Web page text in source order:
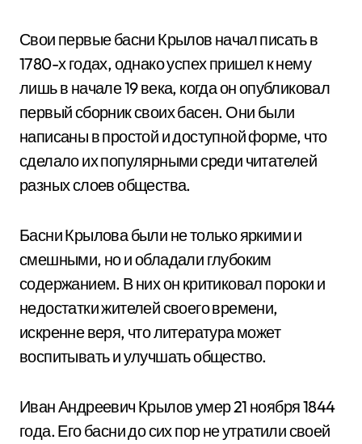
Свои первые басни Крылов начал писать в
1780-х годах, однако успех пришел к нему
лишь в начале 19 века, когда он опубликовал
первый сборник своих басен. Они были
написаны в простой и доступной форме, что
сделало их популярными среди читателей
разных слоев общества.
Басни Крылова были не только яркими и
смешными, но и обладали глубоким
содержанием. В них он критиковал пороки и
недостатки жителей своего времени,
искренне веря, что литература может
воспитывать и улучшать общество.
Иван Андреевич Крылов умер 21 ноября 1844
года. Его басни до сих пор не утратили своей